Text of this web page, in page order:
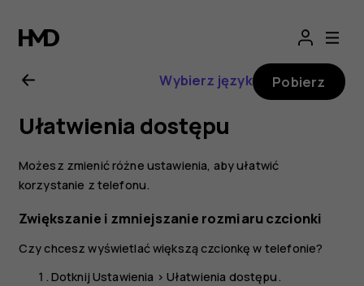
Nokia
2.1
—
instrukcja
obsługi
Wybierz język Pobierz
Ułatwienia dostępu
Możesz zmienić różne ustawienia, aby ułatwić
korzystanie z telefonu.
Zwiększanie i zmniejszanie rozmiaru czcionki
Czy chcesz wyświetlać większą czcionkę w telefonie?
DotknijUstawienia > Ułatwienia dostępu.